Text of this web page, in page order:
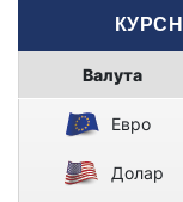
Валута
Евро
Долар